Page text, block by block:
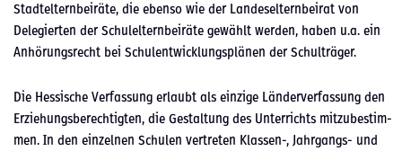
Stadtel­tern­beiräte, die eben­so wie der Lan­desel­tern­beirat von
Delegierten der Schulel­tern­beiräte gewählt wer­den, haben u.a. ein
Anhörungsrecht bei Schu­len­twick­lungsplä­nen der Schul­träger.
Die Hes­sis­che Ver­fas­sung erlaubt als einzige Län­derver­fas­sung den
Erziehungs­berechtigten, die Gestal­tung des Unter­richts mitzubes­tim­
men. In den einzel­nen Schulen vertreten Klassen‑, Jahrgangs- und